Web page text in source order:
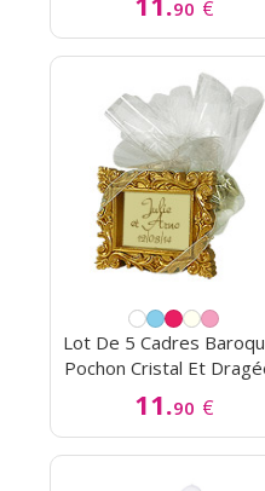
90 €
Lot De 5 Cadres
Pochon Cristal Et
11.90 €